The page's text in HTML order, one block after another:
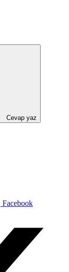
Cevap yaz
Facebook